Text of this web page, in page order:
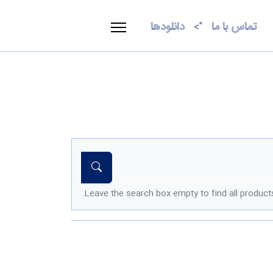
تماس با ما "> دانلودها
Leave the search box empty to find all